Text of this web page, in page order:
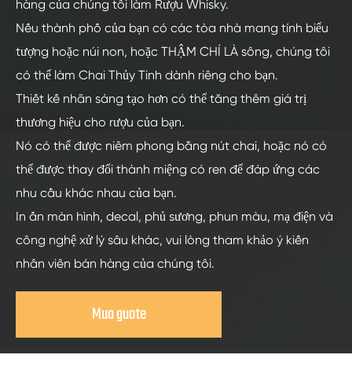
hàng của chúng tôi làm Rượu Whisky.
Nếu thành phố của bạn có các tòa nhà mang tính biểu
tượng hoặc núi non, hoặc THẬM CHÍ LÀ sông, chúng tôi
có thể làm Chai Thủy Tinh dành riêng cho bạn.
Thiết kế nhãn sáng tạo hơn có thể tăng thêm giá trị
thương hiệu cho rượu của bạn.
Nó có thể được niêm phong bằng nút chai, hoặc nó có
thể được thay đổi thành miệng có ren để đáp ứng các
nhu cầu khác nhau của bạn.
In ấn màn hình, decal, phủ sương, phun màu, mạ điện và
công nghệ xử lý sâu khác, vui lòng tham khảo ý kiến
nhân viên bán hàng của chúng tôi.
Mua guote